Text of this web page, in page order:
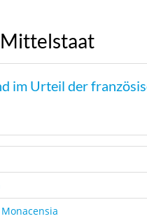
im Urteil der